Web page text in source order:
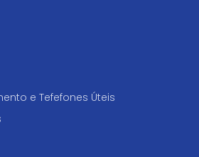
e Tefefones Úteis